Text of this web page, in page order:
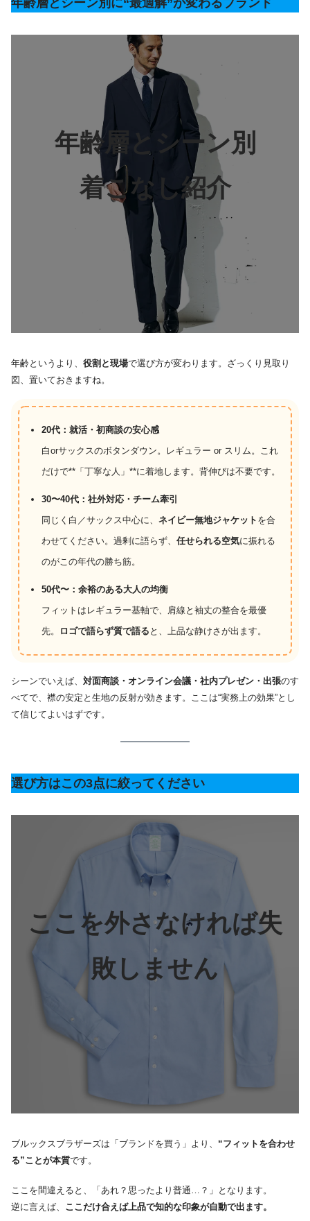
年齢層とシーン別
着こなし紹介
年齢というより、 役割と現場で選び方が変わります。ざっくり見取り
図、置いておきますね。
20代：就活・初商談の安心感
白orサックスのボタンダウン。レギュラー or スリム。これ
だけで**「丁寧な人」**に着地します。背伸びは不要です。
30〜40代：社外対応・チーム牽引
同じく白／サックス中心に、 ネイビー無地ジャケット を合
わせてください。過剰に語らず、 任せられる空気に振れる
のがこの年代の勝ち筋。
50代〜：余裕のある大人の均衡
フィットはレギュラー基軸で、肩線と袖丈の整合を最優
先。
ロゴで語らず質で語る と、上品な静けさが出ます。
シーンでいえば、 対面商談・オンライン会議・社内プレゼン・出張のす
べてで、襟の安定と生地の反射が効きます。ここは“実務上の効果”とし
て信じてよいはずです。
選び方はこの3点に絞ってください
ここを外さなければ失
敗しません
ブルックスブラザーズは「ブランドを買う」より、 “フィットを合わせ
る”ことが本質です。
ここを間違えると、「あれ？思ったより普通…？」となります。
逆に言えば、 ここだけ合えば上品で知的な印象が自動で出ます。